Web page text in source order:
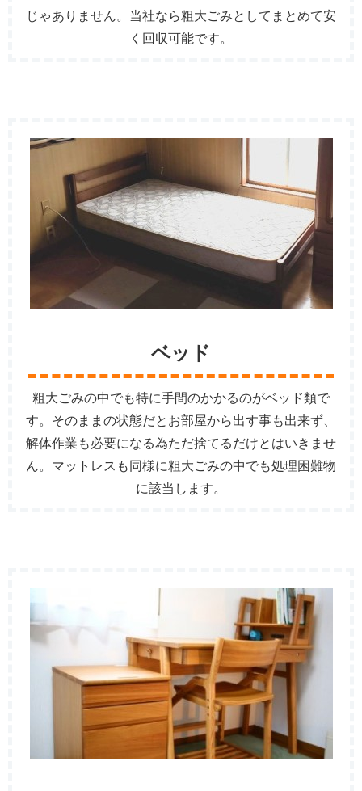
じゃありません。当社なら粗大ごみとしてまとめて安
く回収可能です。
ベッド
粗大ごみの中でも特に手間のかかるのがベッド類で
す。そのままの状態だとお部屋から出す事も出来ず、
解体作業も必要になる為ただ捨てるだけとはいきませ
ん。マットレスも同様に粗大ごみの中でも処理困難物
に該当します。